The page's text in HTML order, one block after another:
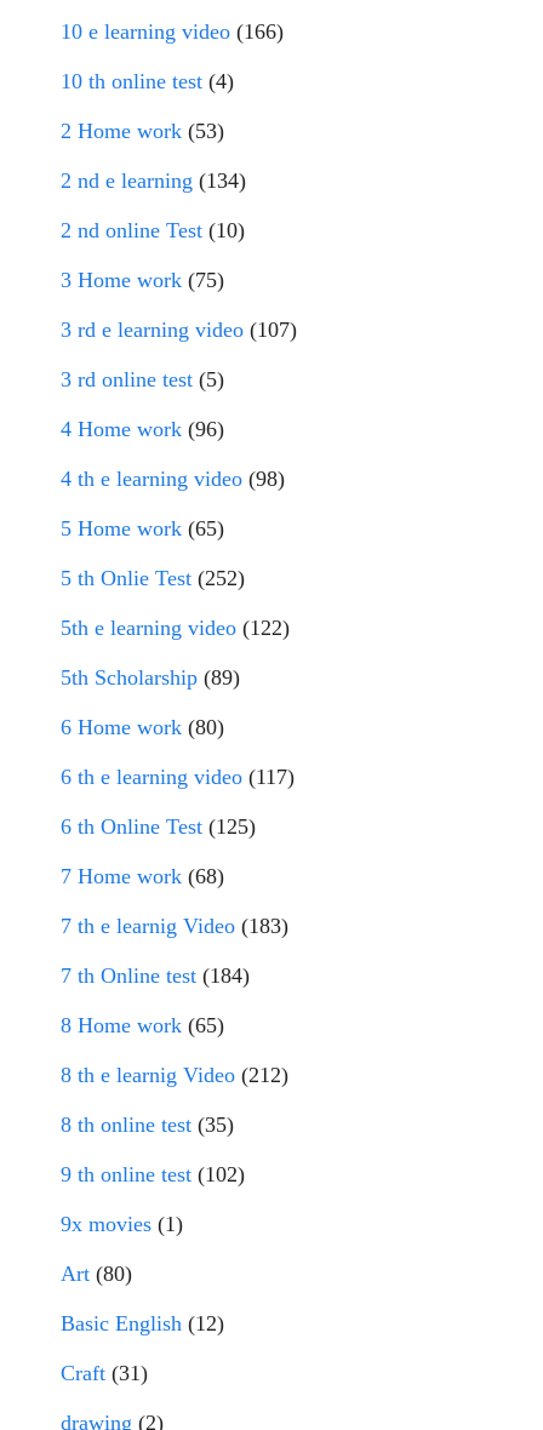
10 e learning video (166)
10 th online test (4)
2 Home work (53)
2 nd e learning (134)
2 nd online Test (10)
3 Home work (75)
3 rd e learning video (107)
3 rd online test (5)
4 Home work (96)
4 th e learning video (98)
5 Home work (65)
5 th Onlie Test (252)
5th e learning video (122)
5th Scholarship (89)
6 Home work (80)
6 th e learning video (117)
6 th Online Test (125)
7 Home work (68)
7 th e learnig Video (183)
7 th Online test (184)
8 Home work (65)
8 th e learnig Video (212)
8 th online test (35)
9 th online test (102)
9x movies (1)
Art (80)
Basic English (12)
Craft (31)
drawing (2)